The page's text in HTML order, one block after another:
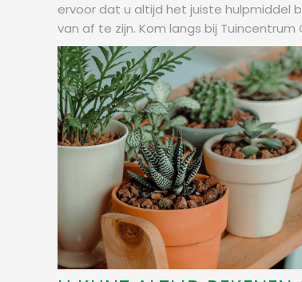
ervoor dat u altijd het juiste hulpmiddel
van af te zijn. Kom langs bij